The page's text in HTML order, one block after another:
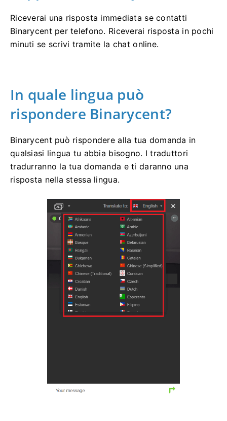
Riceverai una risposta immediata se contatti
Binarycent per telefono. Riceverai risposta in pochi
minuti se scrivi tramite la chat online.
In quale lingua può
rispondere Binarycent?
Binarycent può rispondere alla tua domanda in
qualsiasi lingua tu abbia bisogno. I traduttori
tradurranno la tua domanda e ti daranno una
risposta nella stessa lingua.